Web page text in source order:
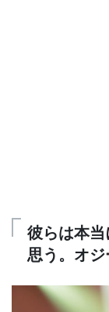
彼らは本当
思う。オ